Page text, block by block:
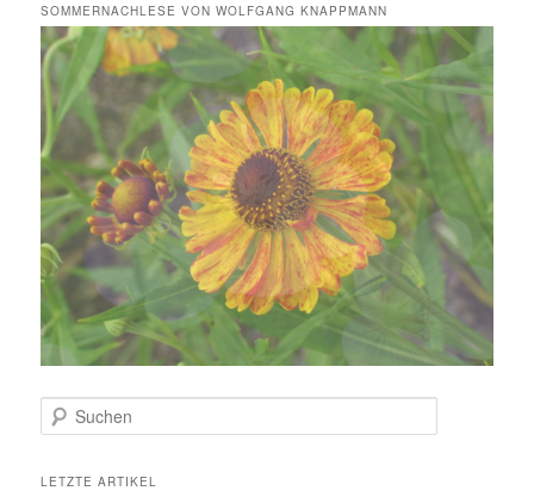
SOMMERNACHLESE VON WOLFGANG KNAPPMANN
u
hLETZTE ARTIKEL